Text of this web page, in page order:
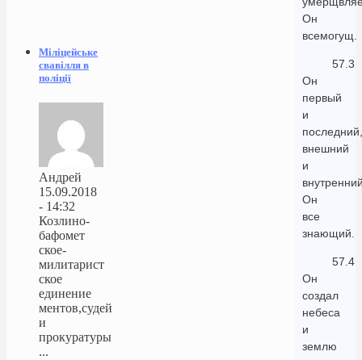
Он
всемогущ.
57.3
Он
первый
и
последний,
внешний
и
Он
все
знающий.
57.4
Он
создал
небеса
и
землю
Міліцейське
свавілля в
поліції
Андрей
15.09.2018
- 14:32
Козлино-
бафомет
ское-
милитарист
ское
единение
ментов,судей
и
прокуратуры
...